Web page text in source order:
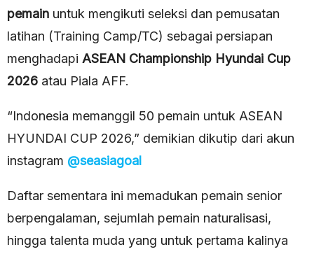
pemain untuk mengikuti seleksi dan pemusatan
latihan (Training Camp/TC) sebagai persiapan
menghadapi ASEAN Championship Hyundai Cup
2026 atau Piala AFF.
“Indonesia memanggil 50 pemain untuk ASEAN
HYUNDAI CUP 2026,” demikian dikutip dari akun
instagram @seasiagoal
Daftar sementara ini memadukan pemain senior
berpengalaman, sejumlah pemain naturalisasi,
hingga talenta muda yang untuk pertama kalinya